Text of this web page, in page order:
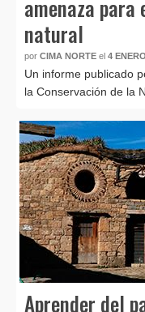
amenaza
natural
por CIMA NORTE el 4
Un informe publicado
la Conservación de la
Aprender del